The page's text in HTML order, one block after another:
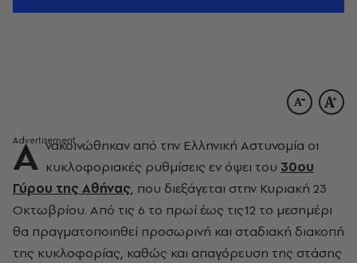
Α νακοινώθηκαν από την Ελληνική Αστυνομία οι
κυκλοφοριακές ρυθμίσεις εν όψει του 30ου
Γύρου της Αθήνας, που διεξάγεται στην Κυριακή 23
Οκτωβρίου. Από τις 6 το πρωί έως τις12 το μεσημέρι
θα πραγματοποιηθεί προσωρινή και σταδιακή διακοπή
της κυκλοφορίας, καθώς και απαγόρευση της στάσης